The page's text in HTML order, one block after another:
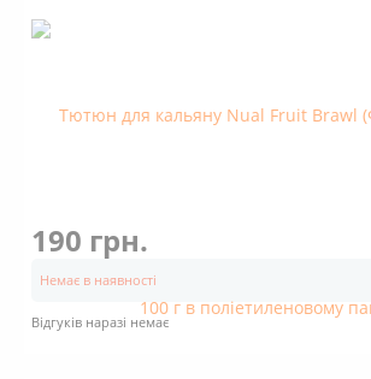
190 грн.
Немає в наявності
Відгуків наразі немає